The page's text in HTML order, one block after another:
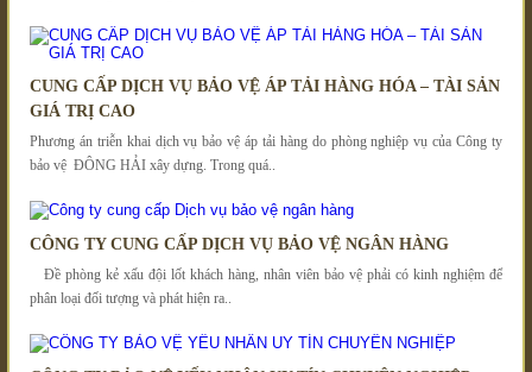
CUNG CẤP DỊCH VỤ BẢO VỆ ÁP TẢI HÀNG HÓA – TÀI SẢN
GIÁ TRỊ CAO
Phương án triễn khai dịch vụ bảo vệ áp tải hàng do phòng nghiệp vụ của Công ty
bảo vệ ĐÔNG HẢI xây dựng. Trong quá..
CÔNG TY CUNG CẤP DỊCH VỤ BẢO VỆ NGÂN HÀNG
Đề phòng kẻ xấu đội lốt khách hàng, nhân viên bảo vệ phải có kinh nghiệm để
phân loại đối tượng và phát hiện ra..